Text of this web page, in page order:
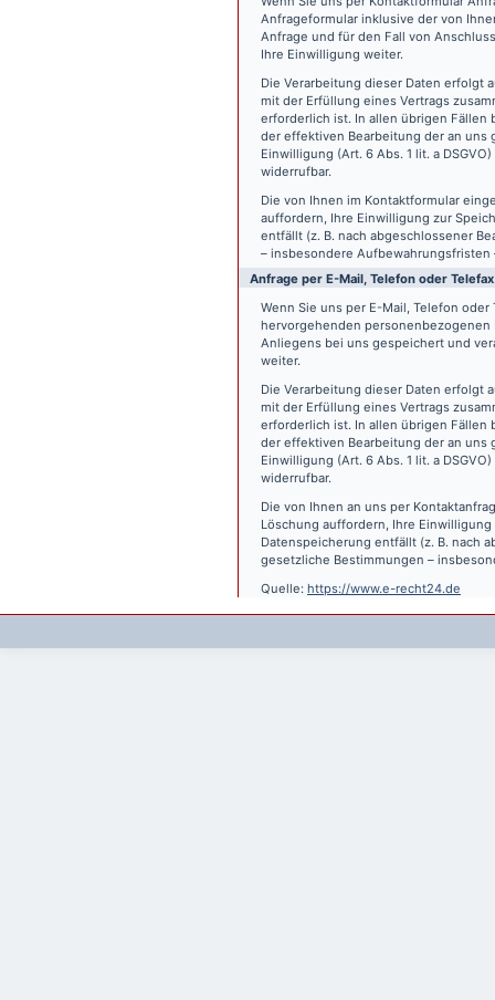
Anfrageformular inklusive der von
Anfrage und für den Fall von
Ihre Einwilligung weiter.
Die Verarbeitung dieser Daten erfolgt
mit der Erfüllung eines Vertrags
erforderlich ist. In allen übrigen Fällen
der effektiven Bearbeitung der an uns
Einwilligung (Art. 6 Abs. 1 lit. a
widerrufbar.
Die von Ihnen im Kontaktformular
auffordern, Ihre Einwilligung zur
entfällt (z. B. nach abgeschlossener
– insbesondere
Anfrage per E-Mail, Telefon oder Telefax
Wenn Sie uns per E-Mail, Telefon
hervorgehenden personenbezogenen
Anliegens bei uns gespeichert und
weiter.
Die Verarbeitung dieser Daten erfolgt
mit der Erfüllung eines Vertrags
erforderlich ist. In allen übrigen Fällen
der effektiven Bearbeitung der an uns
Einwilligung (Art. 6 Abs. 1 lit. a
widerrufbar.
Die von Ihnen an uns per
Löschung auffordern, Ihre
Datenspeicherung entfällt (z. B. nach
gesetzliche Bestimmungen –
Quelle: https://www.e-recht24.de